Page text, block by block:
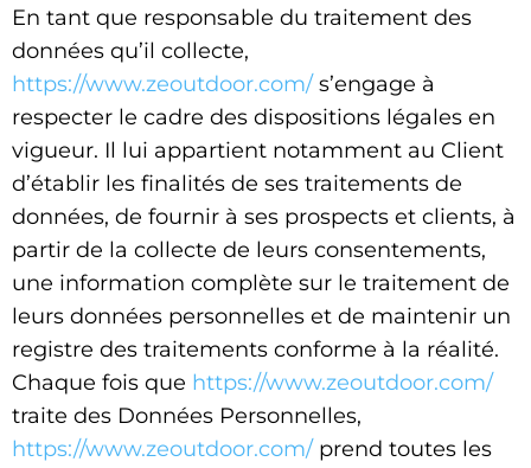
En tant que responsable du traitement des
données qu’il collecte,
https://www.zeoutdoor.com/ s’engage à
respecter le cadre des dispositions légales en
vigueur. Il lui appartient notamment au Client
d’établir les finalités de ses traitements de
données, de fournir à ses prospects et clients, à
partir de la collecte de leurs consentements,
une information complète sur le traitement de
leurs données personnelles et de maintenir un
registre des traitements conforme à la réalité.
Chaque fois que https://www.zeoutdoor.com/
traite des Données Personnelles,
https://www.zeoutdoor.com/ prend toutes les